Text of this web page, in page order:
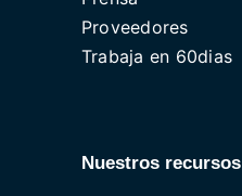
Proveedores
Trabaja en 60dias
Nuestros recursos